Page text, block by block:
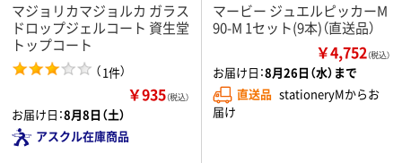
マジョリカマジョルカ ガラス
ドロップジェルコート 資生堂
トップコート
（1件）
￥935（税込）
お届け日：8月8日（土）
アスクル在庫商品
マービー ジュエルピッカーM
90-M 1セット(9本)（直送品）
￥4,752（税込）
お届け日：8月26日（水）まで
直送品 stationeryMからお
届け